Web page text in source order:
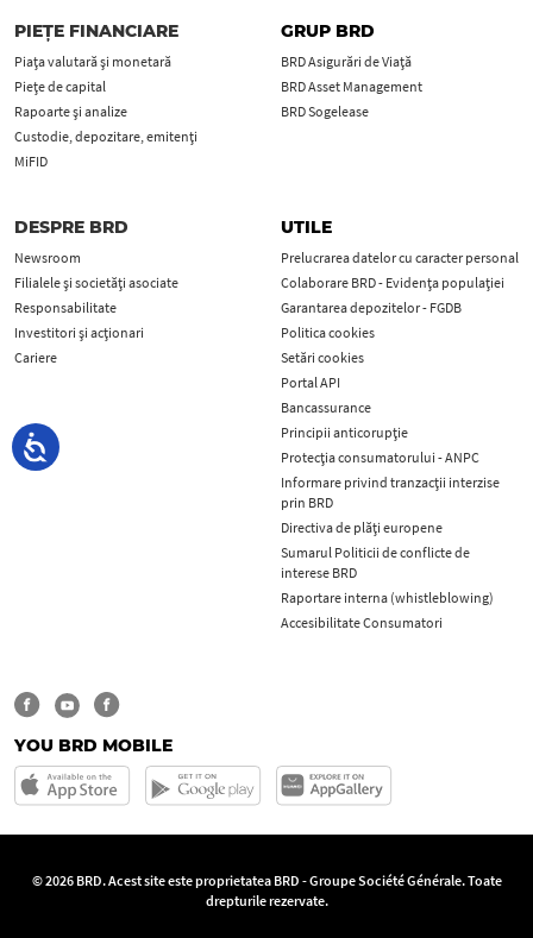
PIEȚE FINANCIARE
Piața valutară și monetară
Piețe de capital
Rapoarte și analize
Custodie, depozitare, emitenți
MiFID
GRUP BRD
BRD Asigurări de Viață
BRD Asset Management
BRD Sogelease
DESPRE BRD
Newsroom
Filialele și societăți asociate
Responsabilitate
Investitori și acționari
Cariere
UTILE
Prelucrarea datelor cu caracter personal
Colaborare BRD - Evidența populației
Garantarea depozitelor - FGDB
Politica cookies
Setări cookies
Portal API
Bancassurance
Principii anticorupţie
Protecţia consumatorului - ANPC
Informare privind tranzacții interzise
prin BRD
Directiva de plăți europene
Sumarul Politicii de conflicte de
interese BRD
Raportare interna (whistleblowing)
Accesibilitate Consumatori
YOU BRD MOBILE
© 2026 BRD. Acest site este proprietatea BRD - Groupe Société Générale. Toate
drepturile rezervate.